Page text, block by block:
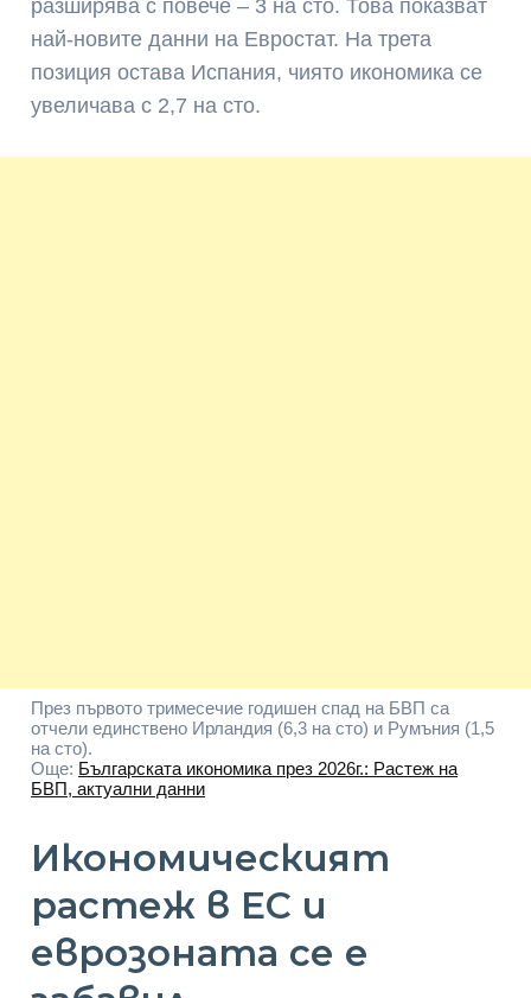
разширява с повече – 3 на сто. Това показват
най-новите данни на Евростат. На трета
позиция остава Испания, чиято икономика се
увеличава с 2,7 на сто.
През първото тримесечие годишен спад на БВП са
отчели единствено Ирландия (6,3 на сто) и Румъния (1,5
на сто).
Още: Българската икономика през 2026г.: Растеж на
БВП, актуални данни
Икономическият
растеж в ЕС и
еврозоната се е